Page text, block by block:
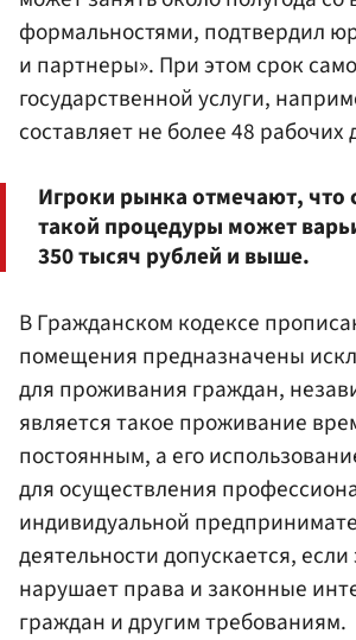
формальностями, подтвердил
и партнеры». При этом срок
государственной услуги,
составляет не более 48 рабочих
Игроки рынка отмечают, что
такой процедуры может
350 тысяч рублей и выше.
В Гражданском кодексе
помещения предназначены
для проживания граждан,
является такое проживание
постоянным, а его
для осуществления
индивидуальной
деятельности допускается, если
нарушает права и законные
граждан и другим требованиям.